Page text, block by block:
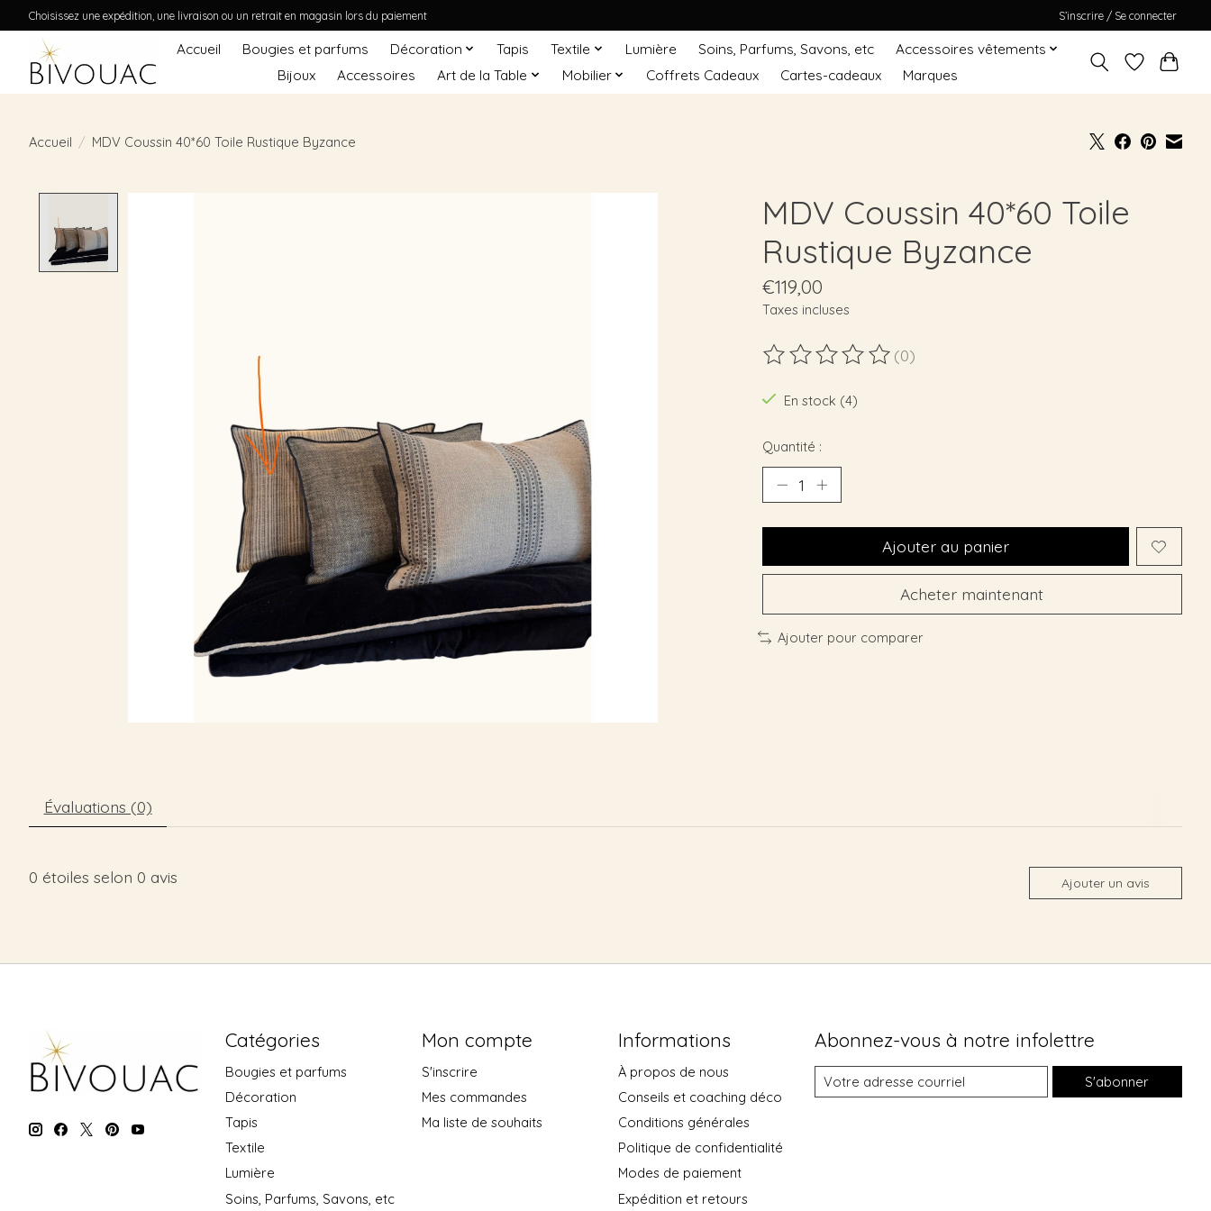
Choisissez une expédition, une livraison ou un retrait en magasin lors du paiement S’inscrire / Se connecter
Accueil Bougies et parfums Décoration Tapis Textile Lumière Soins, Parfums, Savons, etc
Accessoires vêtements
Bijoux
Accessoires Art de la Table Mobilier Coffrets Cadeaux Cartes-cadeaux Marques
Accueil / MDV Coussin 40*60 Toile Rustique Byzance
MDV Coussin 40*60 Toile
Rustique Byzance
€119,00
Taxes incluses
Ce produit est évalué à
(0)
En stock (4)
Quantité :
Ajouter au panier
Acheter maintenant
Ajouter pour comparer
Évaluations (0)
0 étoiles selon 0 avis Ajouter un avis
Catégories
Bougies et parfums
Décoration
Tapis
Textile
Lumière
Soins, Parfums, Savons, etc
Mon compte
S'inscrire
Mes commandes
Ma liste de souhaits
Informations
À propos de nous
Conseils et coaching déco
Conditions générales
Politique de confidentialité
Modes de paiement
Expédition et retours
Abonnez-vous à notre infolettre
S'abonner